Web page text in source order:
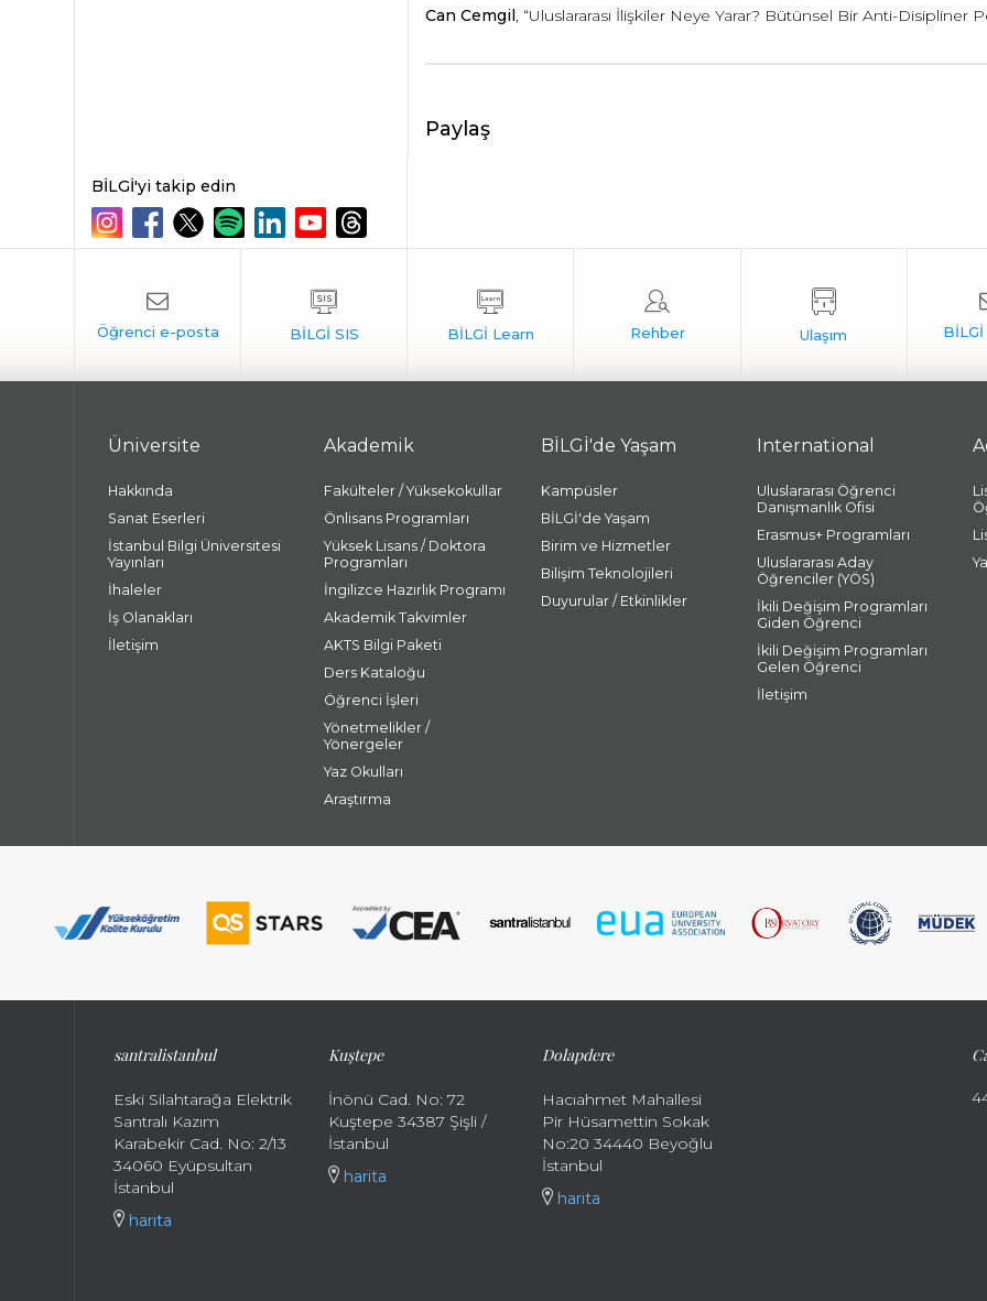
Can Cemgil, “Uluslararası İlişkiler Neye Yarar? Bütünsel Bir Anti-Disipliner
Paylaş
BİLGİ'yi takip edin
Üniversite
Hakkında
Sanat Eserleri
İstanbul Bilgi Üniversitesi
Yayınları
İhaleler
İş Olanakları
İletişim
Akademik
Fakülteler / Yüksekokullar
Önlisans Programları
Yüksek Lisans / Doktora
Programları
İngilizce Hazırlık Programı
Akademik Takvimler
AKTS Bilgi Paketi
Ders Kataloğu
Öğrenci İşleri
Yönetmelikler /
Yönergeler
Yaz Okulları
Araştırma
BİLGİ'de Yaşam
Kampüsler
BİLGİ'de Yaşam
Birim ve Hizmetler
Bilişim Teknolojileri
Duyurular / Etkinlikler
International
Uluslararası Öğrenci
Danışmanlık Ofisi
Erasmus+ Programları
Uluslararası Aday
Öğrenciler (YÖS)
İkili Değişim Programları
Giden Öğrenci
İkili Değişim Programları
Gelen Öğrenci
İletişim
santralistanbul
Eski Silahtarağa Elektrik
Santralı Kazım
Karabekir Cad. No: 2/13
34060 Eyüpsultan
İstanbul
harita
Kuştepe
İnönü Cad. No: 72
Kuştepe 34387 Şişli /
İstanbul
harita
Dolapdere
Hacıahmet Mahallesi
Pir Hüsamettin Sokak
No:20 34440 Beyoğlu
İstanbul
harita